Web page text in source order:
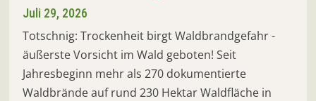
Juli 29, 2026
Totschnig: Trockenheit birgt Waldbrandgefahr -
äußerste Vorsicht im Wald geboten! Seit
Jahresbeginn mehr als 270 dokumentierte
Waldbrände auf rund 230 Hektar Waldfläche in